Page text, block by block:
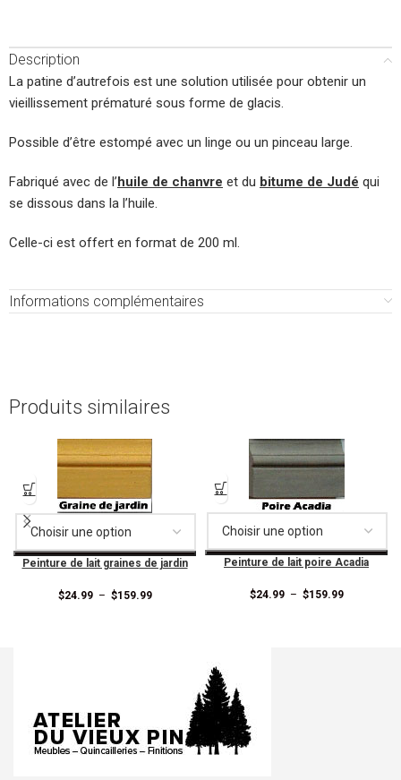
Description
La patine d’autrefois est une solution utilisée pour obtenir un
vieillissement prématuré sous forme de glacis.
Possible d’être estompé avec un linge ou un pinceau large.
Fabriqué avec de l’huile de chanvre et du bitume de Judé qui
se dissous dans la l’huile.
Celle-ci est offert en format de 200 ml.
Informations complémentaires
Produits similaires
Peinture de lait graines de jardin
$24.99 – $159.99
Peinture de lait poire Acadia
$24.99 – $159.99